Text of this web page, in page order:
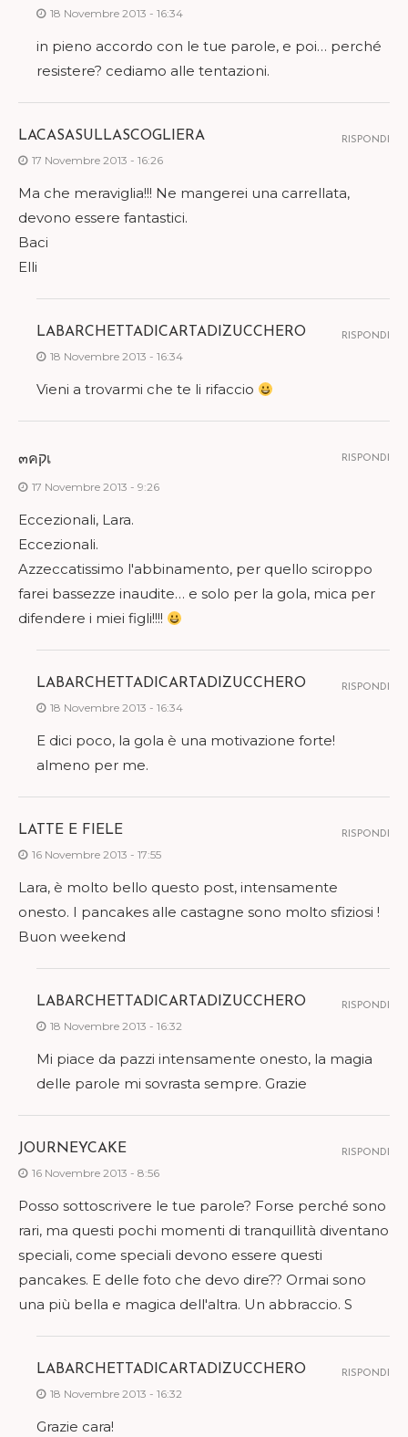
18 Novembre 2013 - 16:34
in pieno accordo con le tue parole, e poi… perché
resistere? cediamo alle tentazioni.
LACASASULLASCOGLIERA
17 Novembre 2013 - 16:26
Ma che meraviglia!!! Ne mangerei una carrellata,
devono essere fantastici.
Baci
Elli
RISPONDI
LABARCHETTADICARTADIZUCCHERO
18 Novembre 2013 - 16:34
Vieni a trovarmi che te li rifaccio
RISPONDI
๓คקเ
17 Novembre 2013 - 9:26
Eccezionali, Lara.
Eccezionali.
Azzeccatissimo l'abbinamento, per quello sciroppo
farei bassezze inaudite… e solo per la gola, mica per
difendere i miei figli!!!!
RISPONDI
LABARCHETTADICARTADIZUCCHERO
18 Novembre 2013 - 16:34
E dici poco, la gola è una motivazione forte!
almeno per me.
RISPONDI
LATTE E FIELE
16 Novembre 2013 - 17:55
Lara, è molto bello questo post, intensamente
onesto. I pancakes alle castagne sono molto sfiziosi !
Buon weekend
RISPONDI
LABARCHETTADICARTADIZUCCHERO
18 Novembre 2013 - 16:32
Mi piace da pazzi intensamente onesto, la magia
delle parole mi sovrasta sempre. Grazie
RISPONDI
JOURNEYCAKE
16 Novembre 2013 - 8:56
Posso sottoscrivere le tue parole? Forse perché sono
rari, ma questi pochi momenti di tranquillità diventano
speciali, come speciali devono essere questi
pancakes. E delle foto che devo dire?? Ormai sono
una più bella e magica dell'altra. Un abbraccio. S
RISPONDI
LABARCHETTADICARTADIZUCCHERO
18 Novembre 2013 - 16:32
Grazie cara!
RISPONDI